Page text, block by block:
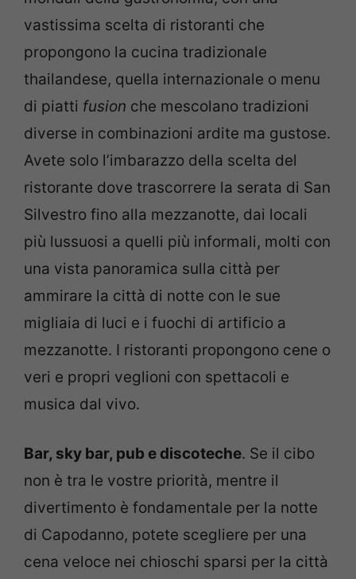
vastissima scelta di ristoranti che
propongono la cucina tradizionale
thailandese, quella internazionale o menu
di piatti fusion che mescolano tradizioni
diverse in combinazioni ardite ma gustose.
Avete solo l’imbarazzo della scelta del
ristorante dove trascorrere la serata di San
Silvestro fino alla mezzanotte, dai locali
più lussuosi a quelli più informali, molti con
una vista panoramica sulla città per
ammirare la città di notte con le sue
migliaia di luci e i fuochi di artificio a
mezzanotte. I ristoranti propongono cene o
veri e propri veglioni con spettacoli e
musica dal vivo.
Bar, sky bar, pub e discoteche. Se il cibo
non è tra le vostre priorità, mentre il
divertimento è fondamentale per la notte
di Capodanno, potete scegliere per una
cena veloce nei chioschi sparsi per la città